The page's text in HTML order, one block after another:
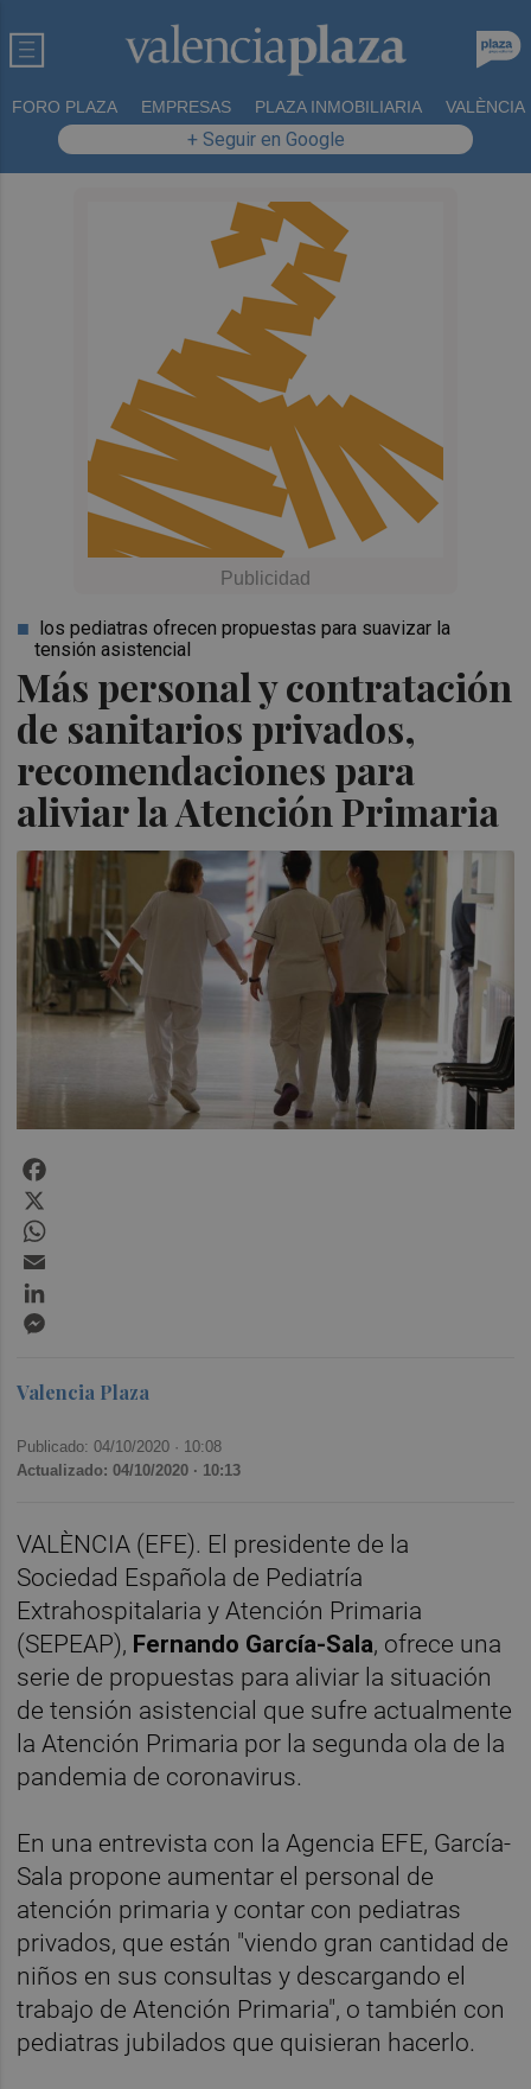
FORO PLAZA EMPRESAS PLAZA INMOBILIARIA VALÈNCIA
+ Seguir en Google
Más personal y contratación
de sanitarios privados,
recomendaciones para
aliviar la Atención Primaria
los pediatras ofrecen propuestas para suavizar la
tensión asistencial
Valencia Plaza
Publicado: 04/10/2020 · 10:08
Actualizado: 04/10/2020 · 10:13
VALÈNCIA (EFE). El presidente de la
Sociedad Española de Pediatría
Extrahospitalaria y Atención Primaria
(SEPEAP), Fernando García-Sala, ofrece una
serie de propuestas para aliviar la situación
de tensión asistencial que sufre actualmente
la Atención Primaria por la segunda ola de la
pandemia de coronavirus.
En una entrevista con la Agencia EFE, García-
Sala propone aumentar el personal de
atención primaria y contar con pediatras
privados, que están "viendo gran cantidad de
niños en sus consultas y descargando el
trabajo de Atención Primaria", o también con
pediatras jubilados que quisieran hacerlo.